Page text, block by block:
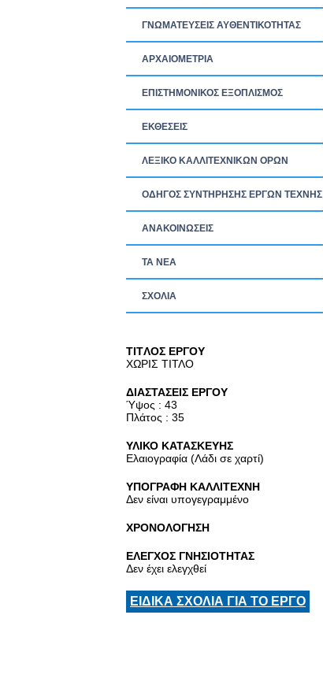
ΓΝΩΜΑΤΕΥΣΕΙΣ ΑΥΘΕΝΤΙΚΟΤΗΤΑΣ
ΑΡΧΑΙΟΜΕΤΡΙΑ
ΕΠΙΣΤΗΜΟΝΙΚΟΣ ΕΞΟΠΛΙΣΜΟΣ
ΕΚΘΕΣΕΙΣ
ΛΕΞΙΚΟ ΚΑΛΛΙΤΕΧΝΙΚΩΝ ΟΡΩΝ
ΟΔΗΓΟΣ ΣΥΝΤΗΡΗΣΗΣ ΕΡΓΩΝ ΤΕΧΝΗΣ
ΑΝΑΚΟΙΝΩΣΕΙΣ
ΤΑ ΝEΑ
ΣΧΟΛΙΑ
TITΛΟΣ ΕΡΓΟΥ
ΧΩΡΙΣ ΤΙΤΛΟ
ΔΙΑΣΤΑΣΕΙΣ ΕΡΓΟΥ
Ύψος : 43
Πλάτος : 35
ΥΛΙΚΟ ΚΑΤΑΣΚΕΥΗΣ
Ελαιογραφία (Λάδι σε χαρτί)
ΥΠΟΓΡΑΦΗ ΚΑΛΛΙΤΕΧΝΗ
Δεν είναι υπογεγραμμένο
ΧΡΟΝΟΛΟΓΗΣΗ
ΕΛΕΓΧΟΣ ΓΝΗΣΙΟΤΗΤΑΣ
Δεν έχει ελεγχθεί
ΕΙΔΙΚΑ ΣΧΟΛΙΑ ΓΙΑ ΤΟ ΕΡΓΟ